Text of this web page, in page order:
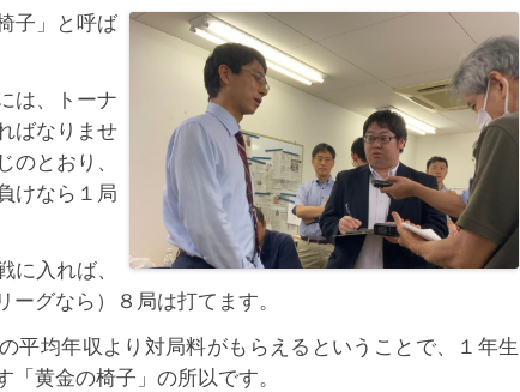
子」と呼ば
は、トーナ
ばなりませ
とおり、
けなら１局
入れば、
グなら）８局は打てます。
平均年収より対局料がもらえるということで、１年生
黄金の椅子」の所以です。